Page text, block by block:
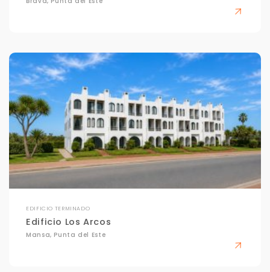
EDIFICIO TERMINADO
Edificio Los Arcos
Mansa, Punta del Este
Solo los usamos para responder tu consulta.
Continuar por WhatsApp
Cancelar